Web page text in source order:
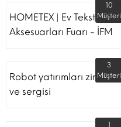
HOMETEX | Ev Tekstili Ve
Aksesuarları Fuarı - İFM
10
Müşteri
Robot yatırımları zirvesi
ve sergisi
3
Müşteri
1